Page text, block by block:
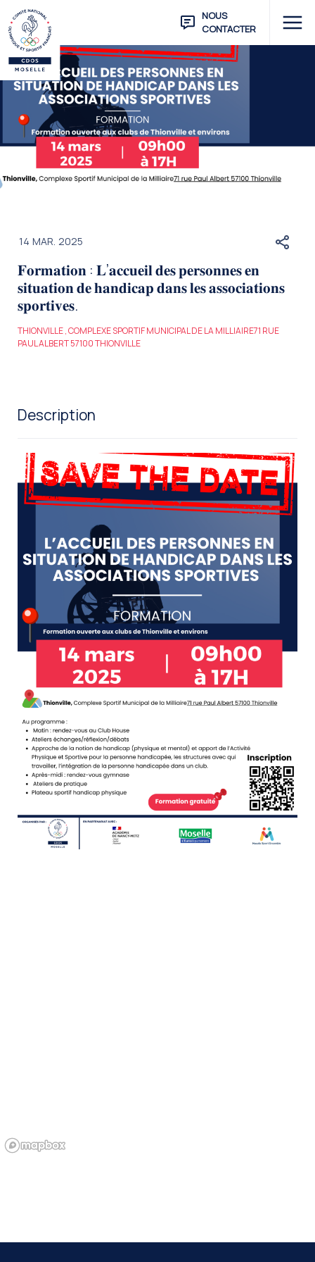
NOUS
CONTACTER
14 MAR. 2025
𝐅𝐨𝐫𝐦𝐚𝐭𝐢𝐨𝐧 : 𝐋’𝐚𝐜𝐜𝐮𝐞𝐢𝐥 𝐝𝐞𝐬 𝐩𝐞𝐫𝐬𝐨𝐧𝐧𝐞𝐬 𝐞𝐧
𝐬𝐢𝐭𝐮𝐚𝐭𝐢𝐨𝐧 𝐝𝐞 𝐡𝐚𝐧𝐝𝐢𝐜𝐚𝐩 𝐝𝐚𝐧𝐬 𝐥𝐞𝐬 𝐚𝐬𝐬𝐨𝐜𝐢𝐚𝐭𝐢𝐨𝐧𝐬
𝐬𝐩𝐨𝐫𝐭𝐢𝐯𝐞𝐬.
THIONVILLE , COMPLEXE SPORTIF MUNICIPAL DE LA MILLIAIRE71 RUE
PAUL ALBERT 57100 THIONVILLE
Description